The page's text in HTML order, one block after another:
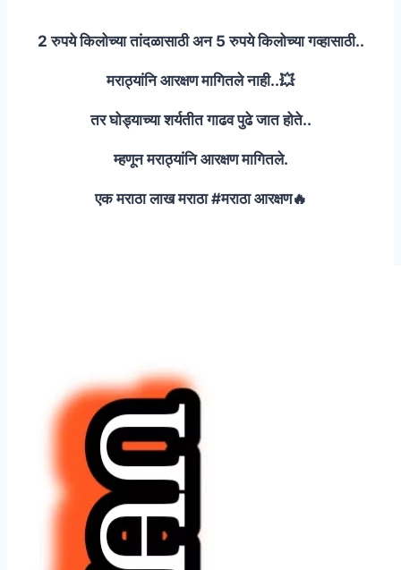
2 रुपये किलोच्या तांदळासाठी अन 5 रुपये किलोच्या गव्हासाठी..
मराठ्यांनि आरक्षण मागितले नाही..💥
तर घोड्याच्या शर्यतीत गाढव पुढे जात होते..
म्हणून मराठ्यांनि आरक्षण मागितले.
एक मराठा लाख मराठा #मराठा आरक्षण🔥